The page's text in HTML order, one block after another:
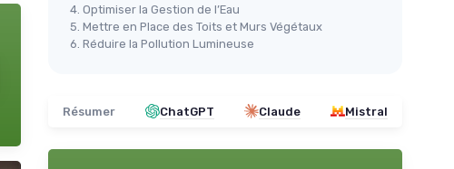
4. Optimiser la Gestion de l’Eau
5. Mettre en Place des Toits et Murs Végétaux
6. Réduire la Pollution Lumineuse
Résumer ChatGPT Claude Mistral